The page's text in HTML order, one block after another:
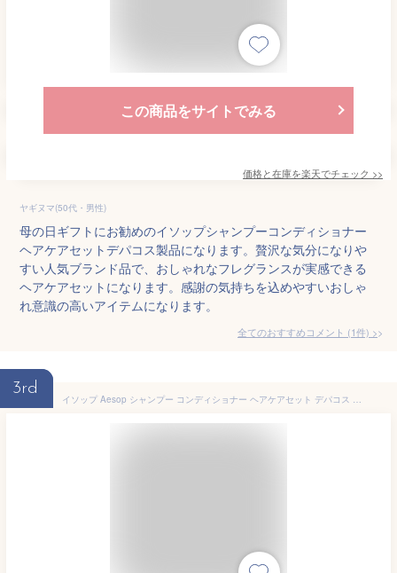
この商品をサイトでみる
価格と在庫を楽天でチェック >>
ヤギヌマ(50代・男性)
母の日ギフトにお勧めのイソップシャンプーコンディショナー
ヘアケアセットデパコス製品になります。贅沢な気分になりや
すい人気ブランド品で、おしゃれなフレグランスが実感できる
ヘアケアセットになります。感謝の気持ちを込めやすいおしゃ
れ意識の高いアイテムになります。
全てのおすすめコメント (1件) >
3rd
イソップ Aesop シャンプー コンディショナー ヘアケアセット デパコス 女友達 誕生日 ギフトセット 【公式巾着＆BOX付き】 喜ばれるギフト 2026 香り バレンタイン ホワイトデー